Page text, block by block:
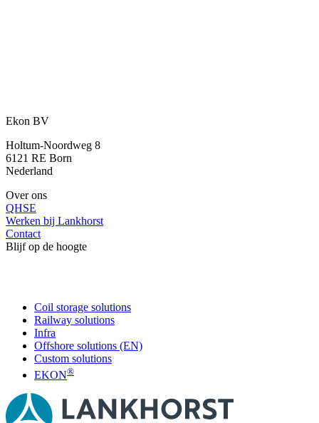
Ekon BV
Holtum-Noordweg 8
6121 RE Born
Nederland
Over ons
QHSE
Werken bij Lankhorst
Contact
Blijf op de hoogte
Coil storage solutions
Railway solutions
Infra
Offshore solutions (EN)
Custom solutions
EKON®